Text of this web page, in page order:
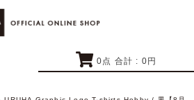
0 点 合計 : 0円